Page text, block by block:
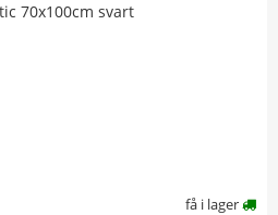
70x100cm svart
få i lager